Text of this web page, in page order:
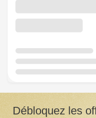
Débloquez les